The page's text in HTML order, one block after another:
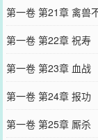
第一卷 第21章 禽兽
第一卷 第22章 祝寿
第一卷 第23章 血战
第一卷 第24章 报功
第一卷 第25章 厮杀